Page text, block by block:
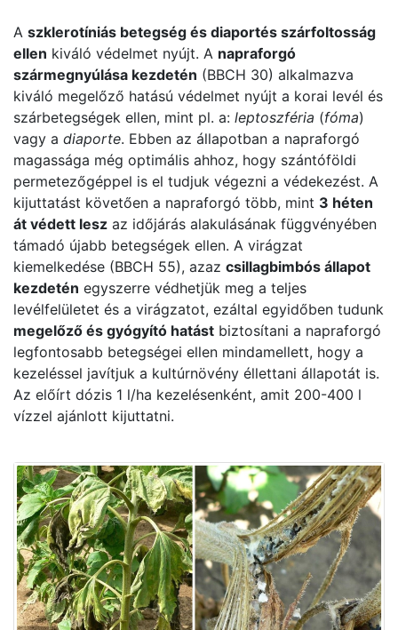
A szklerotíniás betegség és diaportés szárfoltosság
ellen kiváló védelmet nyújt. A napraforgó
szármegnyúlása kezdetén (BBCH 30) alkalmazva
kiváló megelőző hatású védelmet nyújt a korai levél és
szárbetegségek ellen, mint pl. a: leptoszféria (fóma)
vagy a diaporte. Ebben az állapotban a napraforgó
magassága még optimális ahhoz, hogy szántóföldi
permetezőgéppel is el tudjuk végezni a védekezést. A
kijuttatást követően a napraforgó több, mint 3 héten
át védett lesz az időjárás alakulásának függvényében
támadó újabb betegségek ellen. A virágzat
kiemelkedése (BBCH 55), azaz csillagbimbós állapot
kezdetén egyszerre védhetjük meg a teljes
levélfelületet és a virágzatot, ezáltal egyidőben tudunk
megelőző és gyógyító hatást biztosítani a napraforgó
legfontosabb betegségei ellen mindamellett, hogy a
kezeléssel javítjuk a kultúrnövény éllettani állapotát is.
Az előírt dózis 1 l/ha kezelésenként, amit 200-400 l
vízzel ajánlott kijuttatni.